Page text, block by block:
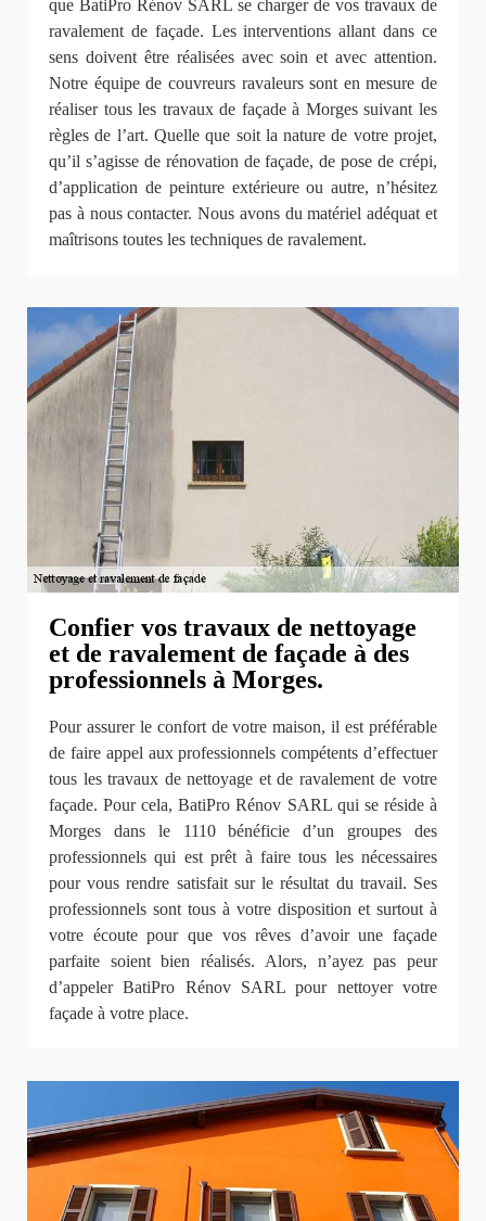
que BatiPro Rénov SARL se charger de vos travaux de
ravalement de façade. Les interventions allant dans ce
sens doivent être réalisées avec soin et avec attention.
Notre équipe de couvreurs ravaleurs sont en mesure de
réaliser tous les travaux de façade à Morges suivant les
règles de l’art. Quelle que soit la nature de votre projet,
qu’il s’agisse de rénovation de façade, de pose de crépi,
d’application de peinture extérieure ou autre, n’hésitez
pas à nous contacter. Nous avons du matériel adéquat et
maîtrisons toutes les techniques de ravalement.
Confier vos travaux de nettoyage
et de ravalement de façade à des
professionnels à Morges.
Pour assurer le confort de votre maison, il est préférable
de faire appel aux professionnels compétents d’effectuer
tous les travaux de nettoyage et de ravalement de votre
façade. Pour cela, BatiPro Rénov SARL qui se réside à
Morges dans le 1110 bénéficie d’un groupes des
professionnels qui est prêt à faire tous les nécessaires
pour vous rendre satisfait sur le résultat du travail. Ses
professionnels sont tous à votre disposition et surtout à
votre écoute pour que vos rêves d’avoir une façade
parfaite soient bien réalisés. Alors, n’ayez pas peur
d’appeler BatiPro Rénov SARL pour nettoyer votre
façade à votre place.